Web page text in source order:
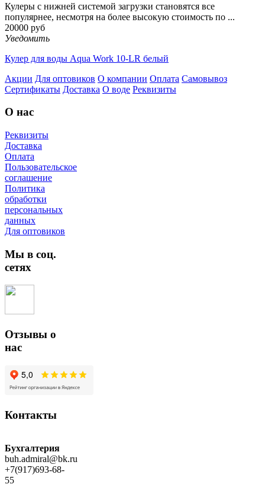
Кулеры с нижней системой загрузки становятся все
популярнее, несмотря на более высокую стоимость по ...
20000 руб
Уведомить
Кулер для воды Aqua Work 10-LR белый
Акции Для оптовиков О компании Оплата Самовывоз
Сертификаты Доставка О воде Реквизиты
О нас
Реквизиты
Доставка
Оплата
Пользовательское
соглашение
Политика
обработки
персональных
данных
Для оптовиков
Мы в соц.
сетях
Отзывы о
нас
Контакты
Бухгалтерия
buh.admiral@bk.ru
+7(917)693-68-
55